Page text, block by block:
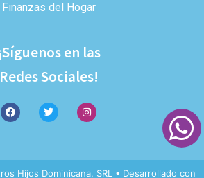
Finanzas del Hogar
en las
Redes Sociales!
Hijos Dominicana, SRL • Desarrollado con